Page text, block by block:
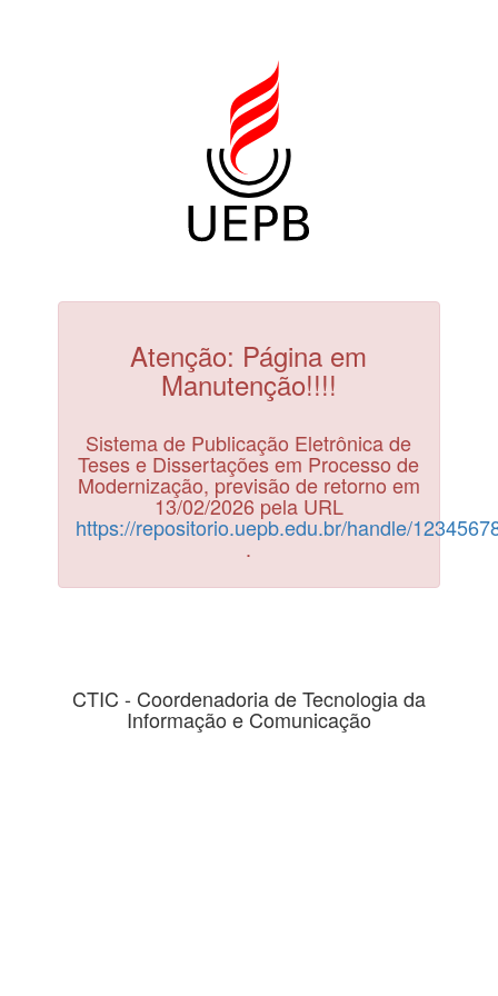
Atenção: Página em
Manutenção!!!!
Sistema de Publicação Eletrônica de
Teses e Dissertações em Processo de
Modernização, previsão de retorno em
13/02/2026 pela URL
https://repositorio.uepb.edu.br/handle/
.
CTIC - Coordenadoria de Tecnologia da
Informação e Comunicação